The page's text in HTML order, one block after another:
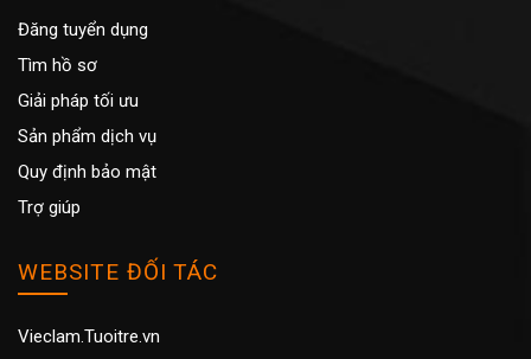
Đăng tuyển dụng
Tìm hồ sơ
Giải pháp tối ưu
Sản phẩm dịch vụ
Quy định bảo mật
Trợ giúp
WEBSITE ĐỐI TÁC
Vieclam.Tuoitre.vn